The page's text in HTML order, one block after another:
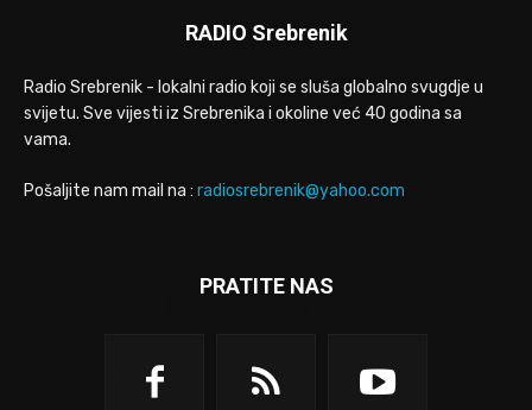
RADIO Srebrenik
Radio Srebrenik - lokalni radio koji se sluša globalno svugdje u
svijetu. Sve vijesti iz Srebrenika i okoline već 40 godina sa
vama.
Pošaljite nam mail na : radiosrebrenik@yahoo.com
PRATITE NAS